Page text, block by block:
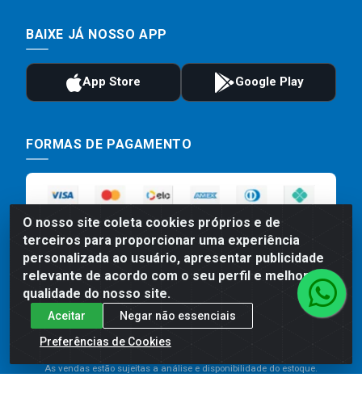
O nosso site coleta cookies próprios e de
terceiros para proporcionar uma experiência
personalizada ao usuário, apresentar publicidade
relevante de acordo com o seu perfil e melhorar a
qualidade do nosso site.
Aceitar
Negar não essenciais
Preferências de Cookies
BAIXE JÁ NOSSO APP
FORMAS DE PAGAMENTO
Preços, promoções, condições de pagamento e frete são válidos
para compras realizadas exclusivamente pelo site. Caso haja
divergência de preço de um produto, será válido o preço que for
As vendas estão sujeitas a análise e disponibilidade do estoque.